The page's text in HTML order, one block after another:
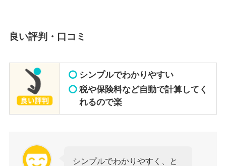
良い評判・口コミ
シンプルでわかりやすい
税や保険料など自動で計算してく
れるので楽
シンプルでわかりやすく、と